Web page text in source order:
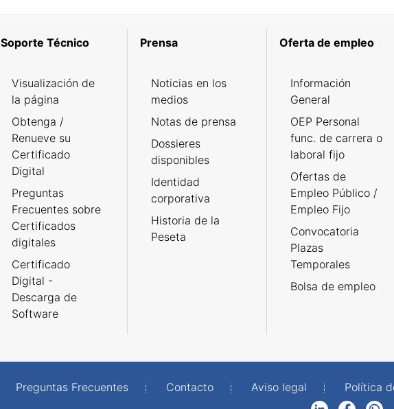
Soporte Técnico
Visualización de
la página
Obtenga /
Renueve su
Certificado
Digital
Preguntas
Frecuentes sobre
Certificados
digitales
Certificado
Digital -
Descarga de
Software
Prensa
Noticias en los
medios
Notas de prensa
Dossieres
disponibles
Identidad
corporativa
Historia de la
Peseta
Oferta de empleo
Información
General
OEP Personal
func. de carrera o
laboral fijo
Ofertas de
Empleo Público /
Empleo Fijo
Convocatoria
Plazas
Temporales
Bolsa de empleo
Preguntas Frecuentes Contacto Aviso legal Política